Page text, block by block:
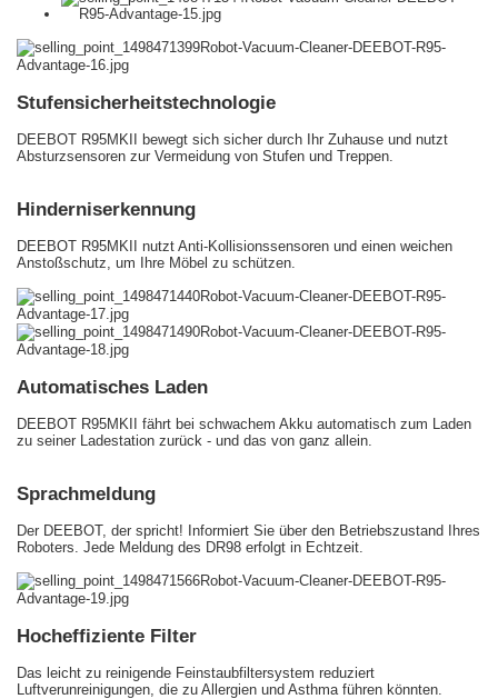
Stufensicherheitstechnologie
DEEBOT R95MKII bewegt sich sicher durch Ihr Zuhause und nutzt
Absturzsensoren zur Vermeidung von Stufen und Treppen.
Hinderniserkennung
DEEBOT R95MKII nutzt Anti-Kollisionssensoren und einen weichen
Anstoßschutz, um Ihre Möbel zu schützen.
Automatisches Laden
DEEBOT R95MKII fährt bei schwachem Akku automatisch zum Laden
zu seiner Ladestation zurück - und das von ganz allein.
Sprachmeldung
Der DEEBOT, der spricht! Informiert Sie über den Betriebszustand Ihres
Roboters. Jede Meldung des DR98 erfolgt in Echtzeit.
Hocheffiziente Filter
Das leicht zu reinigende Feinstaubfiltersystem reduziert
Luftverunreinigungen, die zu Allergien und Asthma führen könnten.